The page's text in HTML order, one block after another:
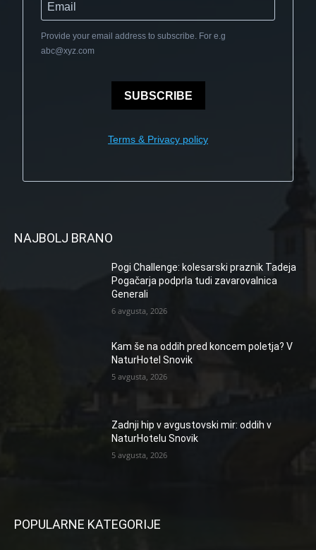
Provide your email address to subscribe. For e.g
abc@xyz.com
SUBSCRIBE
Terms & Privacy policy
NAJBOLJ BRANO
Pogi Challenge: kolesarski praznik Tadeja
Pogačarja podprla tudi zavarovalnica
Generali
6 avgusta, 2026
Kam še na oddih pred koncem poletja? V
NaturHotel Snovik
5 avgusta, 2026
Zadnji hip v avgustovski mir: oddih v
NaturHotelu Snovik
5 avgusta, 2026
POPULARNE KATEGORIJE